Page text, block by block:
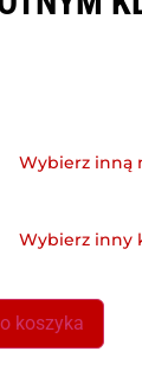
koszyka